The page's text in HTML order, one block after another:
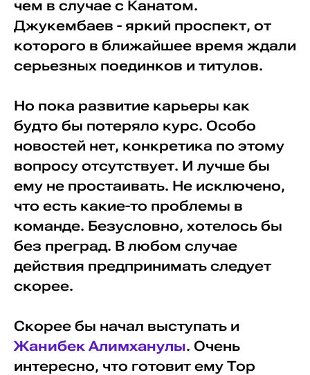
чем в случае с Канатом.
Джукембаев - яркий проспект, от
которого в ближайшее время ждали
серьезных поединков и титулов.
Но пока развитие карьеры как
будто бы потеряло курс. Особо
новостей нет, конкретика по этому
вопросу отсутствует. И лучше бы
ему не простаивать. Не исключено,
что есть какие-то проблемы в
команде. Безусловно, хотелось бы
без преград. В любом случае
действия предпринимать следует
скорее.
Скорее бы начал выступать и
Жанибек Алимханулы. Очень
интересно, что готовит ему Top